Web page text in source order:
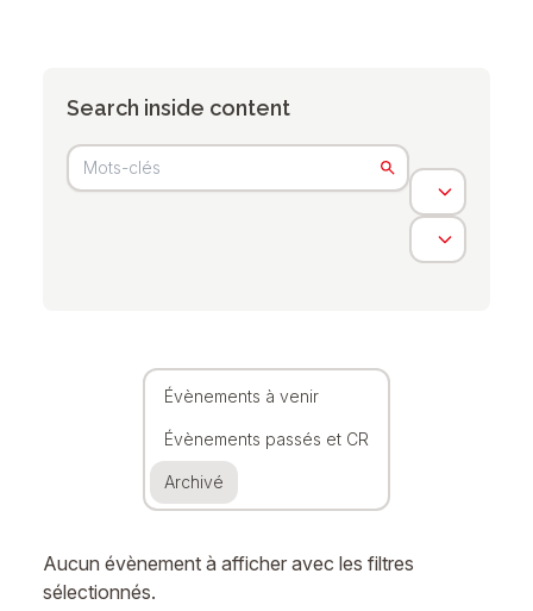
Search inside content
Évènements à venir
Évènements passés et CR
Archivé
Aucun évènement à afficher avec les filtres
sélectionnés.